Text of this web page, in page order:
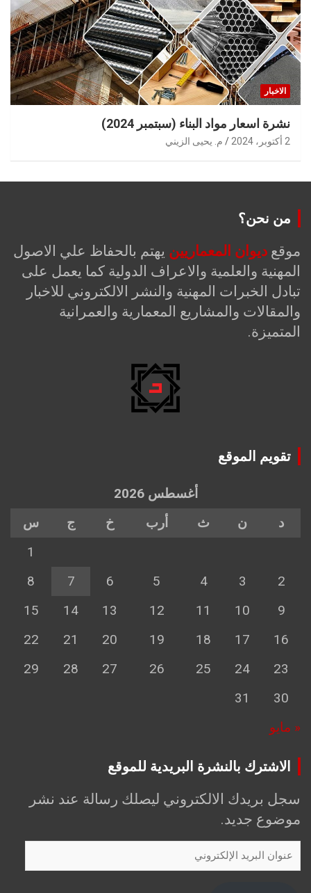
الاخبار
نشرة اسعار مواد البناء (سبتمبر 2024)
2 أكتوبر، 2024 م. يحيى الزيني
من نحن؟
موقع ديوان المعماريين يهتم بالحفاظ علي الاصول
المهنية والعلمية والاعراف الدولية كما يعمل على
تبادل الخبرات المهنية والنشر الالكتروني للاخبار
والمقالات والمشاريع المعمارية والعمرانية
المتميزة.
تقويم الموقع
أغسطس 2026
د
ن ث أرب خ ج
س
1
2
3
4
5
6
7
8
9
10
11
12
13
14
15
16
17
18
19
20
21
22
23
24
25
26
27
28
29
30
31
« مايو
الاشترك بالنشرة البريدية للموقع
سجل بريدك الالكتروني ليصلك رسالة عند نشر
موضوع جديد.
عنوان
البريد